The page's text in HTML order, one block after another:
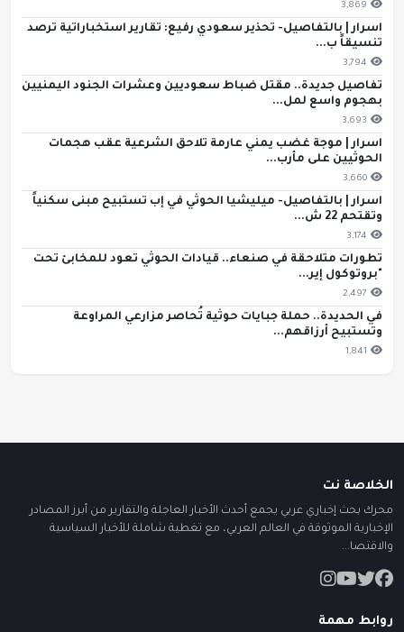
3,869
اسرار | بالتفاصيل- تحذير سعودي رفيع: تقارير استخباراتية ترصد
تنسيقاً ب...
3,794
تفاصيل جديدة.. مقتل ضباط سعوديين وعشرات الجنود اليمنيين
بهجوم واسع لمل...
3,693
اسرار | موجة غضب يمني عارمة تلاحق الشرعية عقب هجمات
الحوثيين على مأرب...
3,660
اسرار | بالتفاصيل- ميليشيا الحوثي في إب تستبيح مبنى سكنياً
وتقتحم 22 ش...
3,174
تطورات متلاحقة في صنعاء.. قيادات الحوثي تعود للمخابئ تحت
"بروتوكول إير...
2,497
في الحديدة.. حملة جبايات حوثية تُحاصر مزارعي المراوعة
وتستبيح أرزاقهم...
1,841
الخلاصة نت
محرك بحث إخباري عربي يجمع أحدث الأخبار العاجلة والتقارير من أبرز المصادر
الإخبارية الموثوقة في العالم العربي، مع تغطية شاملة للأخبار السياسية
والاقتصا...
روابط مهمة